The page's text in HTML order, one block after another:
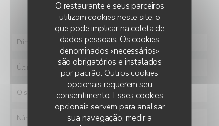
O restaurante e seus parceiros
utilizam cookies neste site, o
que pode implicar na coleta de
dados pessoais. Os cookies
denominados «necessários»
são obrigatórios e instalados
por padrão. Outros cookies
opcionais requerem seu
consentimento. Esses cookies
opcionais servem para analisar
sua navegação, medir a
Preencha o formulário abaixo!